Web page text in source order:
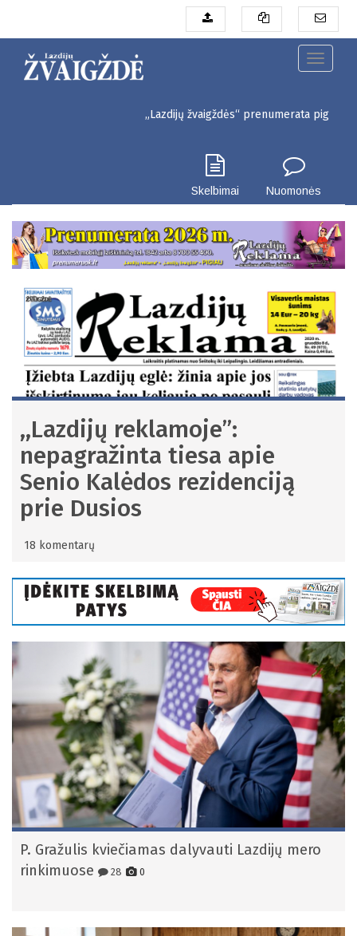
pagrindinį
Toggle
„Lazdijų žvaigždės“ prenumerata pigiau. Seinų
Skelbimai Nuomonės
,,Lazdijų reklamoje”:
nepagražinta tiesa apie
Senio Kalėdos rezidenciją
prie Dusios
18 komentarų
P. Gražulis kviečiamas dalyvauti Lazdijų mero
rinkimuose
28 0